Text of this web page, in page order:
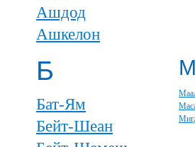
Ашдод
Ашкелон
Б
Бат-Ям
Бейт-Шеан